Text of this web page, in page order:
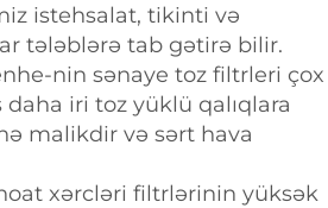
istehsalat, tikinti və
tələblərə tab gətirə bilir.
nin sənaye toz filtrleri çox
iri toz yüklü qalıqlara
malikdir və sərt hava
xərcləri filtrlərinin yüksək